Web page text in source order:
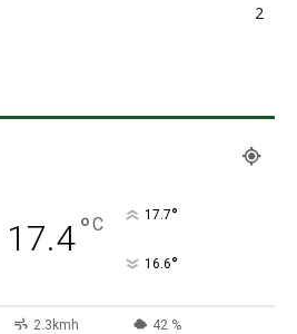
2
17.4°C 17.7°
16.6°
2.3kmh 42 %